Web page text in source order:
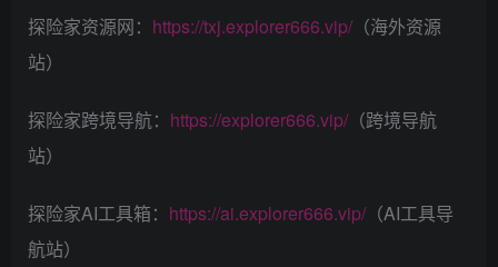
探险家资源网： https://txj.explorer666.vip/（海外资源
站）
探险家跨境导航： https://explorer666.vip/（跨境导航
站）
探险家AI工具箱： https://ai.explorer666.vip/（AI工具导
航站）